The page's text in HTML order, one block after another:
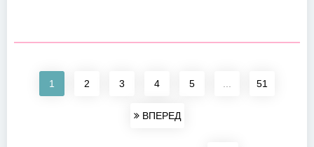
1 2 3 4 5 51
ВПЕРЕД